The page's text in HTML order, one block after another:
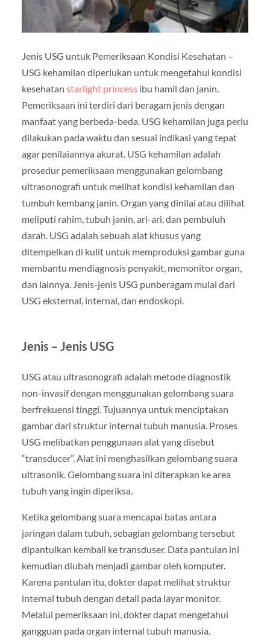
Jenis USG untuk Pemeriksaan Kondisi Kesehatan –
USG kehamilan diperlukan untuk mengetahui kondisi
kesehatan starlight princessibu hamil dan janin.
Pemeriksaan ini terdiri dari beragam jenis dengan
manfaat yang berbeda-beda. USG kehamilan juga perlu
dilakukan pada waktu dan sesuai indikasi yang tepat
agar penilaiannya akurat. USG kehamilan adalah
prosedur pemeriksaan menggunakan gelombang
ultrasonografi untuk melihat kondisi kehamilan dan
tumbuh kembang janin. Organ yang dinilai atau dilihat
meliputi rahim, tubuh janin, ari-ari, dan pembuluh
darah. USG adalah sebuah alat khusus yang
ditempelkan di kulit untuk memproduksi gambar guna
membantu mendiagnosis penyakit, memonitor organ,
dan lainnya. Jenis-jenis USG punberagam mulai dari
USG eksternal, internal, dan endoskopi.
Jenis – Jenis USG
USG atau ultrasonografi adalah metode diagnostik
non-invasif dengan menggunakan gelombang suara
berfrekuensi tinggi. Tujuannya untuk menciptakan
gambar dari struktur internal tubuh manusia. Proses
USG melibatkan penggunaan alat yang disebut
“transducer”. Alat ini menghasilkan gelombang suara
ultrasonik. Gelombang suara ini diterapkan ke area
tubuh yang ingin diperiksa.
Ketika gelombang suara mencapai batas antara
jaringan dalam tubuh, sebagian gelombang tersebut
dipantulkan kembali ke transduser. Data pantulan ini
kemudian diubah menjadi gambar oleh komputer.
Karena pantulan itu, dokter dapat melihat struktur
internal tubuh dengan detail pada layar monitor.
Melalui pemeriksaan ini, dokter dapat mengetahui
gangguan pada organ internal tubuh manusia.